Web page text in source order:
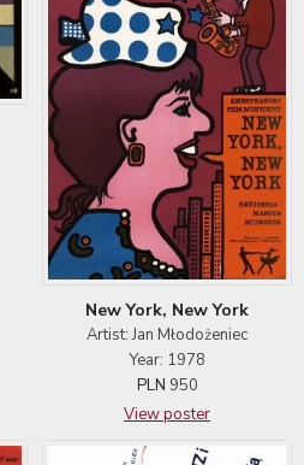
New York, New York
Artist: Jan Młodożeniec
Year: 1978
PLN 950
View poster